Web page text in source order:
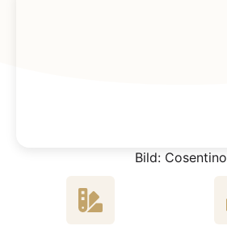
Bild: Cosentino